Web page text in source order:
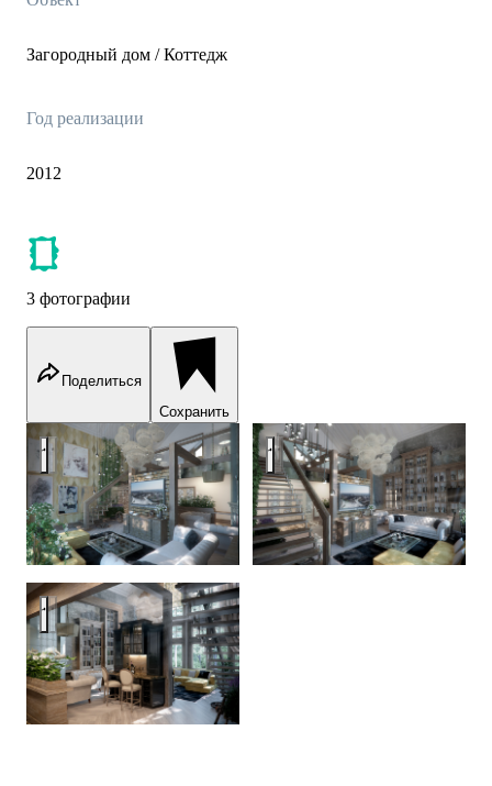
Загородный дом / Коттедж
Год реализации
2012
3 фотографии
Поделиться
Сохранить
Guestroom and lounge Guestroom and lounge
Guestroom and lounge